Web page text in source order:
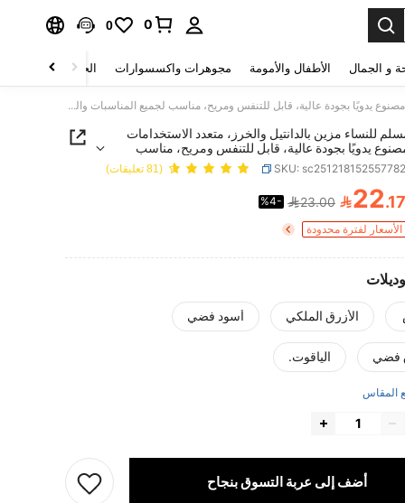
0
0
و الجمال الأطفال والأمومة مجوهرات واكسسوارات الحقائب والأمتعة
حجاب مسلم للنساء مزين بالدانتيل والخرز، متعدد الاستخدامات وأنيق، مصنوع يدويًا بجودة عالية، قابل للتنفس ومريح، مناسب لجميع المناسبات والمواسم للعباءات النسائية المسلمة
للنساء مزين بالدانتيل والخرز، متعدد الاستخدامات
يدويًا بجودة عالية، قابل للتنفس ومريح، مناسب
والمواسم للعباءات النسائية المسلمة
SKU: (81 تعليقات)
PRICE AND 22.17
23.00
%4-
لفترة محدودة
الأزرق الملكي أسود فضي
فضي الياقوت.
المقاس
أضف إلى عربة التسوق بنجاح